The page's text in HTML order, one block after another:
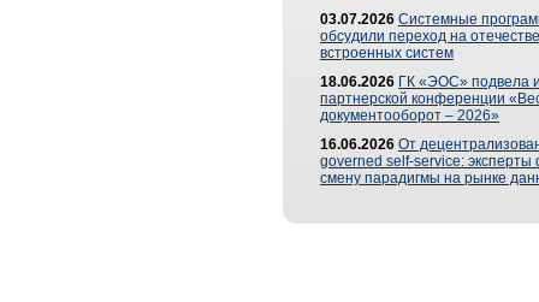
03.07.2026 Системные
обсудили переход на
встроенных систем
18.06.2026 ГК «ЭОС» подвела
партнерской конференции
документооборот – 2026»
16.06.2026 От
governed self-service: эксперты
смену парадигмы на рынке